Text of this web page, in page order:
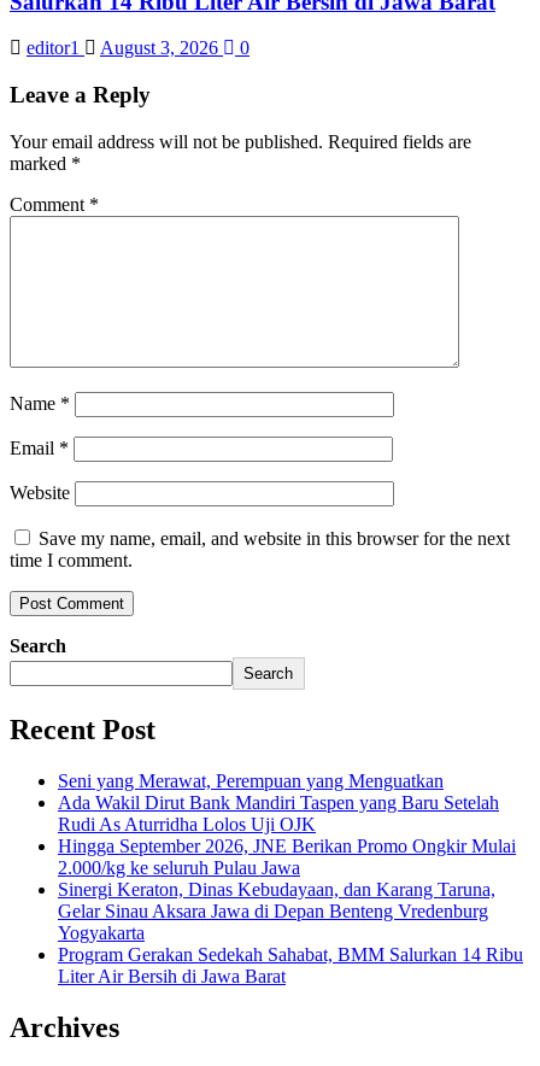
editor1 August 3, 2026 0
Leave a Reply
Your email address will not be published. Required fields are
marked *
Comment *
Name *
Email *
Website
Save my name, email, and website in this browser for the next
time I comment.
Search
Search
Recent Post
Seni yang Merawat, Perempuan yang Menguatkan
Ada Wakil Dirut Bank Mandiri Taspen yang Baru Setelah
Rudi As Aturridha Lolos Uji OJK
Hingga September 2026, JNE Berikan Promo Ongkir Mulai
2.000/kg ke seluruh Pulau Jawa
Sinergi Keraton, Dinas Kebudayaan, dan Karang Taruna,
Gelar Sinau Aksara Jawa di Depan Benteng Vredenburg
Yogyakarta
Program Gerakan Sedekah Sahabat, BMM Salurkan 14 Ribu
Liter Air Bersih di Jawa Barat
Archives